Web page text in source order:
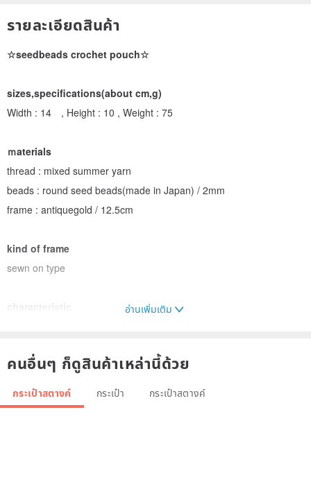
รายละเอียดสินค้า
☆seedbeads crochet pouch☆
sizes,specifications(about cm,g)
Width : 14 , Height : 10 , Weight : 75
ｍaterials
thread : mixed summer yarn
beads : round seed beads(made in Japan) / 2mm
frame : antiquegold / 12.5cm
kind of frame
sewn on type
characteristic
maintain
อ่านเพิ่มเติม
คนอื่นๆ ก็ดูสินค้าเหล่านี้ด้วย
กระเป๋าสตางค์ กระเป๋า กระเป๋าสตางค์